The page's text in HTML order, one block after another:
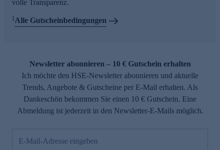
volle Transparenz.
1Alle Gutscheinbedingungen
Newsletter abonnieren – 10 € Gutschein erhalten
Ich möchte den HSE-Newsletter abonnieren und aktuelle
Trends, Angebote & Gutscheine per E-Mail erhalten. Als
Dankeschön bekommen Sie einen 10 € Gutschein. Eine
Abmeldung ist jederzeit in den Newsletter-E-Mails möglich.
E-Mail-Adresse eingeben